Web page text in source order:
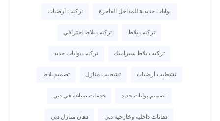
بوابات حديدية للمداخل الفاخرة تركيب أرضيات
تركيب بلاط تركيب بلاط احترافي
تركيب بلاط سيراميك تركيب بوابات حديد
تشطيب أرضيات تشطيب منازل تصميم بلاط
تصميم بوابات حديد خدمات صباغة في دبي
دهانات داخلية وخارجية دبي دهان منازل دبي